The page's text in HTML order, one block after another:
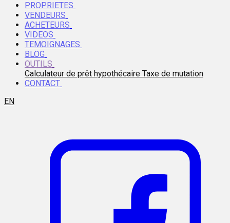
PROPRIETES
VENDEURS
ACHETEURS
VIDEOS
TEMOIGNAGES
BLOG
OUTILS
Calculateur de prêt hypothécaire Taxe de mutation
CONTACT
EN